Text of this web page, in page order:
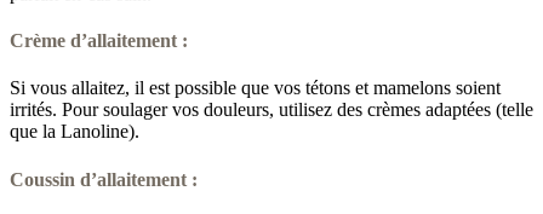
Crème d’allaitement :
Si vous allaitez, il est possible que vos tétons et mamelons soient
irrités. Pour soulager vos douleurs, utilisez des crèmes adaptées (telle
que la Lanoline).
Coussin d’allaitement :